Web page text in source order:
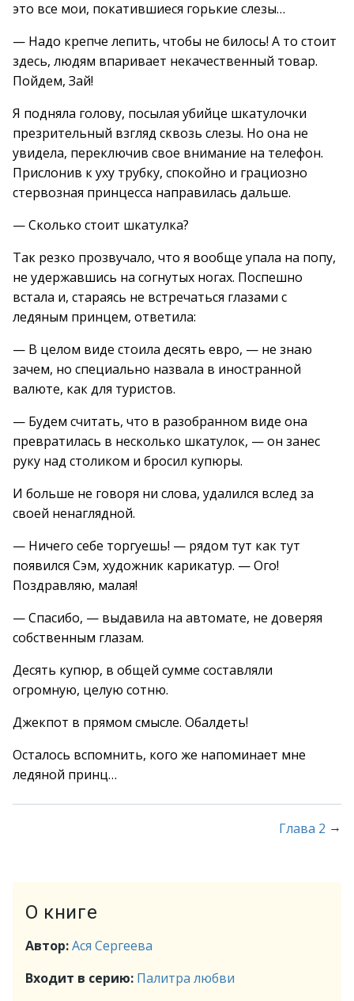
это все мои, покатившиеся горькие слезы…
— Надо крепче лепить, чтобы не билось! А то стоит
здесь, людям впаривает некачественный товар.
Пойдем, Зай!
Я подняла голову, посылая убийце шкатулочки
презрительный взгляд сквозь слезы. Но она не
увидела, переключив свое внимание на телефон.
Прислонив к уху трубку, спокойно и грациозно
стервозная принцесса направилась дальше.
— Сколько стоит шкатулка?
Так резко прозвучало, что я вообще упала на попу,
не удержавшись на согнутых ногах. Поспешно
встала и, стараясь не встречаться глазами с
ледяным принцем, ответила:
— В целом виде стоила десять евро, — не знаю
зачем, но специально назвала в иностранной
валюте, как для туристов.
— Будем считать, что в разобранном виде она
превратилась в несколько шкатулок, — он занес
руку над столиком и бросил купюры.
И больше не говоря ни слова, удалился вслед за
своей ненаглядной.
— Ничего себе торгуешь! — рядом тут как тут
появился Сэм, художник карикатур. — Ого!
Поздравляю, малая!
— Спасибо, — выдавила на автомате, не доверяя
собственным глазам.
Десять купюр, в общей сумме составляли
огромную, целую сотню.
Джекпот в прямом смысле. Обалдеть!
Осталось вспомнить, кого же напоминает мне
ледяной принц…
Глава 2 →
О книге
Автор:Ася Сергеева
Входит в серию: Палитра любви